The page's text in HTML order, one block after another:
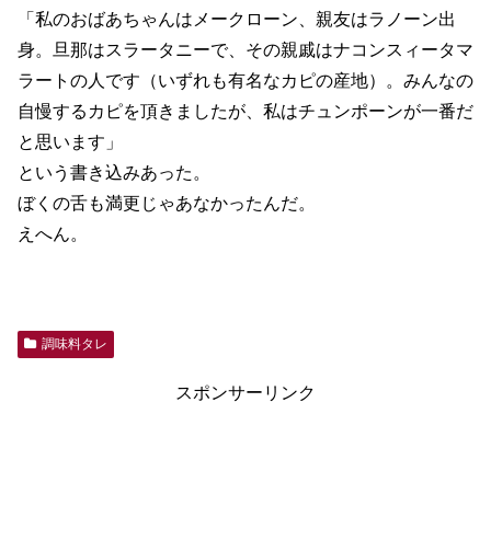
「私のおばあちゃんはメークローン、親友はラノーン出
身。旦那はスラータニーで、その親戚はナコンスィータマ
ラートの人です（いずれも有名なカピの産地）。みんなの
自慢するカピを頂きましたが、私はチュンポーンが一番だ
と思います」
という書き込みあった。
ぼくの舌も満更じゃあなかったんだ。
えへん。
調味料タレ
スポンサーリンク